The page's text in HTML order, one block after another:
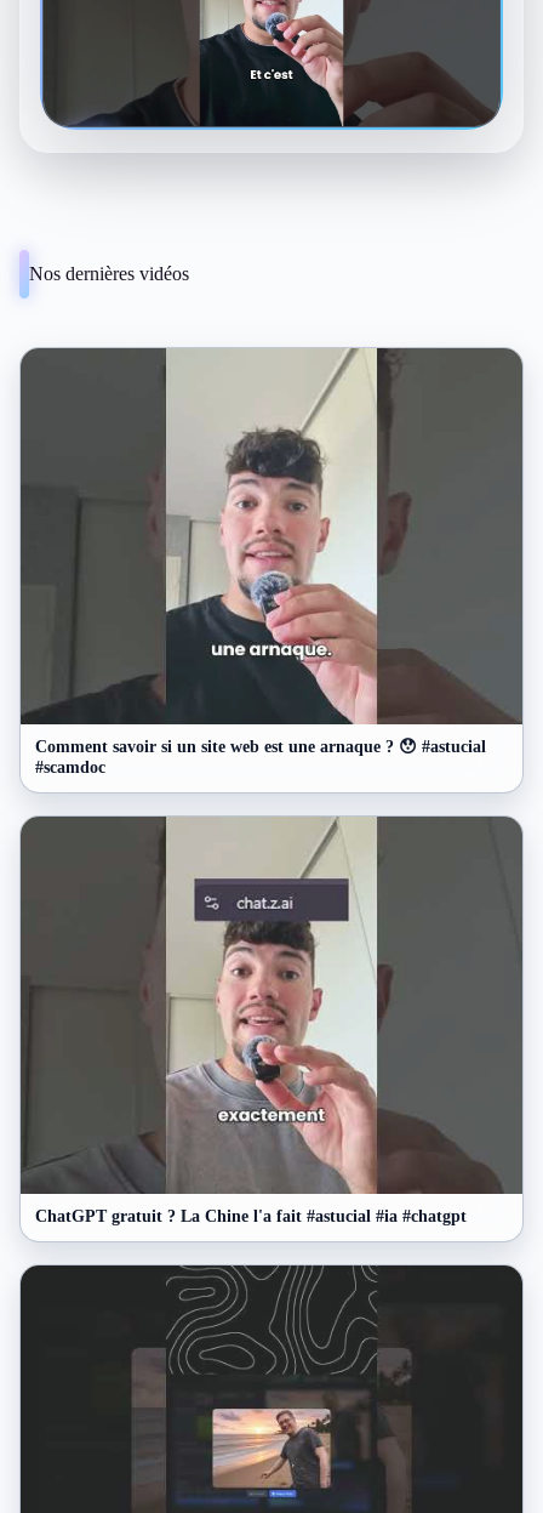
Nos dernières vidéos
Comment savoir si un site web est une arnaque ? 😯 #astucial
#scamdoc
ChatGPT gratuit ? La Chine l'a fait #astucial #ia #chatgpt